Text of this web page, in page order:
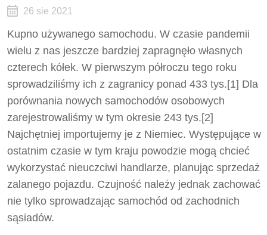
26 sie 2021
Kupno używanego samochodu. W czasie pandemii
wielu z nas jeszcze bardziej zapragnęło własnych
czterech kółek. W pierwszym półroczu tego roku
sprowadziliśmy ich z zagranicy ponad 433 tys.[1] Dla
porównania nowych samochodów osobowych
zarejestrowaliśmy w tym okresie 243 tys.[2]
Najchętniej importujemy je z Niemiec. Występujące w
ostatnim czasie w tym kraju powodzie mogą chcieć
wykorzystać nieuczciwi handlarze, planując sprzedaż
zalanego pojazdu. Czujność należy jednak zachować
nie tylko sprowadzając samochód od zachodnich
sąsiadów.